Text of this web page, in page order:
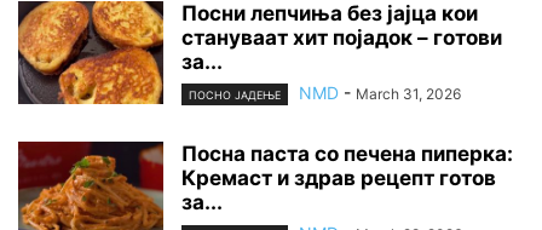
Посни лепчиња без јајца кои
стануваат хит појадок – готови
за...
ПОСНО ЈАДЕЊЕ NMD - March 31, 2026
Посна паста со печена пиперка:
Кремаст и здрав рецепт готов
за...